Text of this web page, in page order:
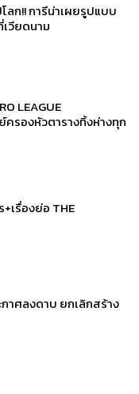
ลก!! การีน่าเผยรูปแบบ
เวียดนาม
LEAGUE
ครองหัวตารางทิ้งห่างทุก
เรื่องย่อ THE
าศลงดาบ ยกเลิกสร้าง